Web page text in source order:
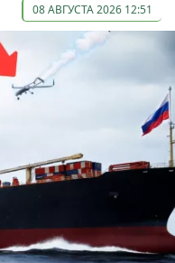
08 АВГУСТА 2026 12:51